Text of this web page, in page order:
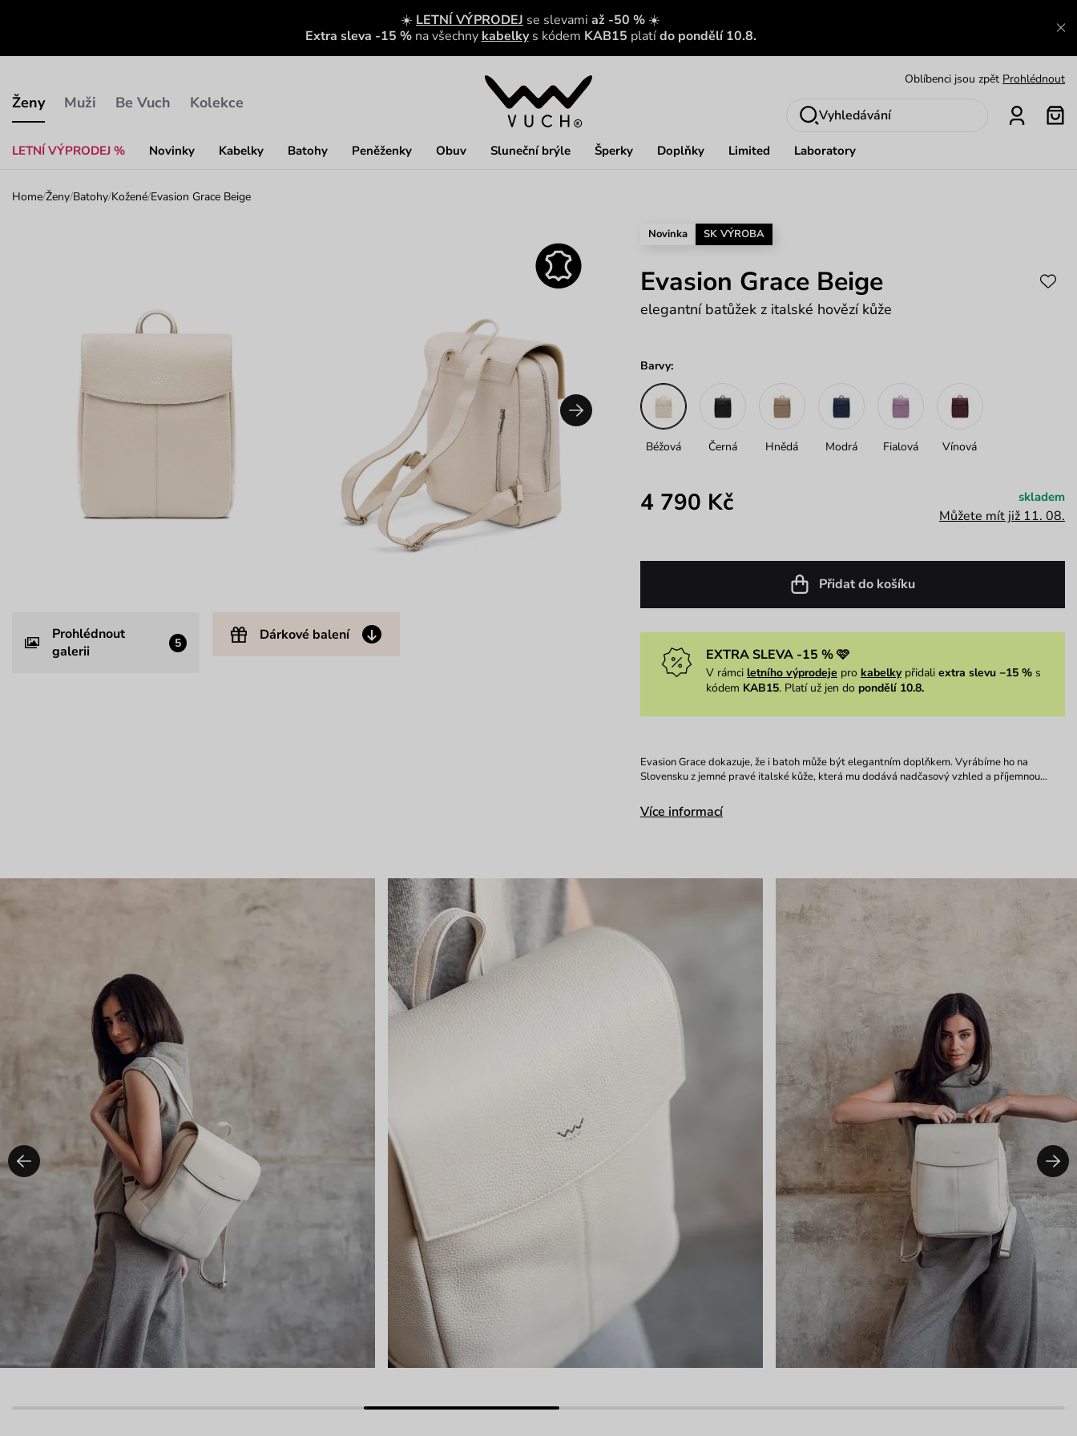
☀️ LETNÍ VÝPRODEJ se slevami až -50 % ☀️
Extra sleva -15 % na všechny kabelky s kódem KAB15 platído pondělí 10.8.
Ženy
LETNÍ VÝPRODEJ % Novinky Kabelky Batohy Peněženky Obuv Sluneční brýle Šperky Doplňky Limited Laboratory
Muži Be Vuch Kolekce
Zobrazit
Vyhledávání
Home/Ženy/Batohy/Kožené/Evasion Grace Beige
Prohlédnout
galerii
5 Dárkové balení
Novinka SK VÝROBA
Evasion Grace Beige
elegantní batůžek z italské hovězí kůže
Barvy:
Béžová Černá Hnědá Modrá Fialová Vínová
4 790 Kč skladem
Můžete mít již 11. 08.
Přidat do košíku
EXTRA SLEVA -15 % 🩷
V rámci letního výprodeje pro kabelkypřidali extra slevu −15 %s
kódem KAB15. Platí už jen do pondělí 10.8.
Evasion Grace dokazuje, že i batoh může být elegantním doplňkem. Vyrábíme ho na
Slovensku z jemné pravé italské kůže, která mu dodává nadčasový vzhled a příjemnou…
Více informací